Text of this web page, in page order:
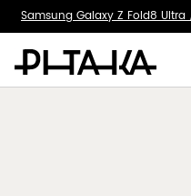
Samsung Galaxy Z Fold8 Ultra